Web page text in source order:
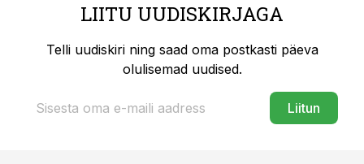
LIITU UUDISKIRJAGA
Telli uudiskiri ning saad oma postkasti päeva
olulisemad uudised.
Liitun